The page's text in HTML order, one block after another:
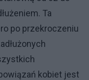
Ta
po przekroczeniu
kobiet jest